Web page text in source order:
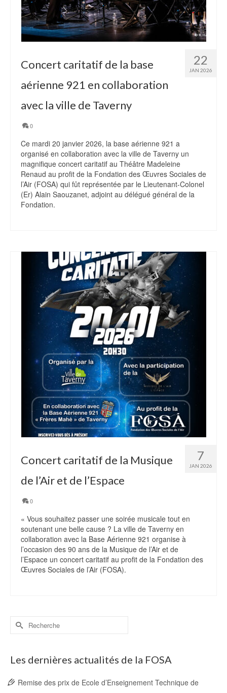
22
JAN 2026
Concert caritatif de la base
aérienne 921 en collaboration
avec la ville de Taverny
0
Ce mardi 20 janvier 2026, la base aérienne 921 a
organisé en collaboration avec la ville de Taverny un
magnifique concert caritatif au Théâtre Madeleine
Renaud au profit de la Fondation des Œuvres Sociales de
l’Air (FOSA) qui fût représentée par le Lieutenant-Colonel
(Er) Alain Saouzanet, adjoint au délégué général de la
Fondation.
7
JAN 2026
Concert caritatif de la Musique
de l’Air et de l’Espace
0
« Vous souhaitez passer une soirée musicale tout en
soutenant une belle cause ? La ville de Taverny en
collaboration avec la Base Aérienne 921 organise à
l’occasion des 90 ans de la Musique de l’Air et de
l’Espace un concert caritatif au profit de la Fondation des
Œuvres Sociales de l’Air (FOSA).
Rechercher :
Les dernières actualités de la FOSA
Remise des prix de Ecole d’Enseignement Technique de